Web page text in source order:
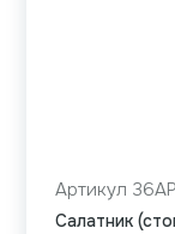
Артикул
Салатник